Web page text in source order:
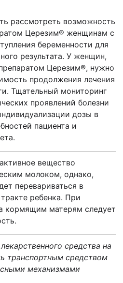
рассмотреть возможность
Церезим® женщинам с
беременности для
результата. У женщин,
Церезим®, нужно
продолжения лечения
Тщательный мониторинг
проявлений болезни
дозы в
пациента и
вещество
молоком, однако,
перевариваться в
ребенка. При
кормящим матерям следует
средства на
транспортным средством
механизмами